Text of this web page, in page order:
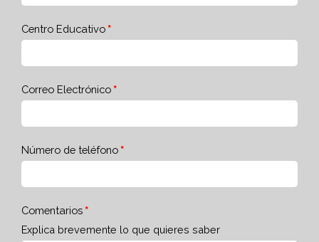
Centro Educativo
Correo Electrónico
Número de teléfono
Comentarios
Explica brevemente lo que quieres saber